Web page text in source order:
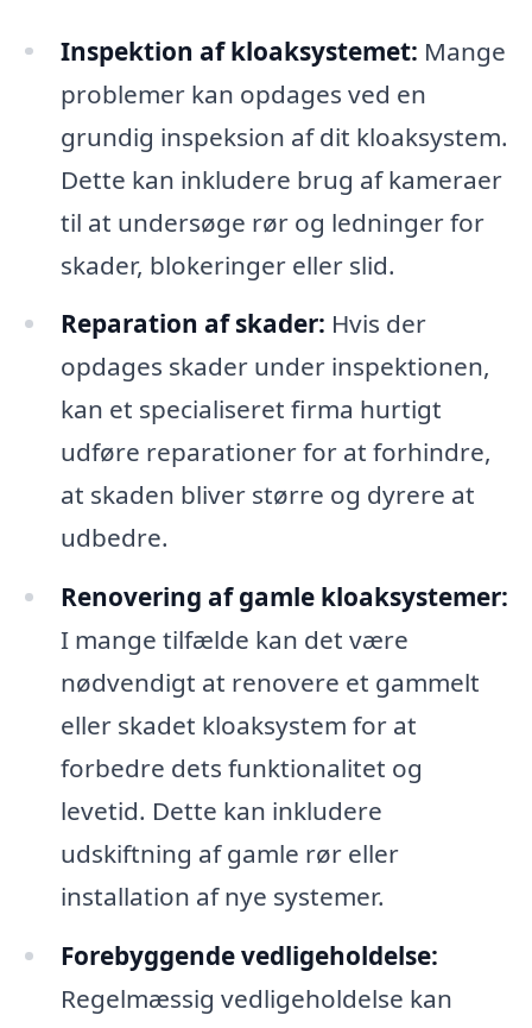
Inspektion af kloaksystemet: Mange
problemer kan opdages ved en
grundig inspeksion af dit kloaksystem.
Dette kan inkludere brug af kameraer
til at undersøge rør og ledninger for
skader, blokeringer eller slid.
Reparation af skader: Hvis der
opdages skader under inspektionen,
kan et specialiseret firma hurtigt
udføre reparationer for at forhindre,
at skaden bliver større og dyrere at
udbedre.
Renovering af gamle kloaksystemer:
I mange tilfælde kan det være
nødvendigt at renovere et gammelt
eller skadet kloaksystem for at
forbedre dets funktionalitet og
levetid. Dette kan inkludere
udskiftning af gamle rør eller
installation af nye systemer.
Forebyggende vedligeholdelse:
Regelmæssig vedligeholdelse kan